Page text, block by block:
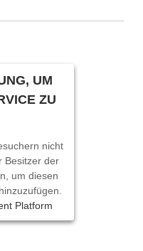
UM
ZU
nicht
Besitzer der
um diesen
Platform